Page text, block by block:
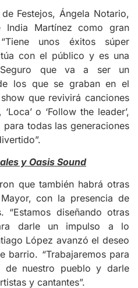
Festejos, Ángela Notario,
India Martínez como gran
unos éxitos súper
con el público y es una
que va a ser un
los que se graban en el
que revivirá canciones
o ‘Follow the leader’,
todas las generaciones
y Oasis Sound
que también habrá otras
con la presencia de
diseñando otras
darle un impulso a lo
López avanzó el deseo
barrio. “Trabajaremos para
de nuestro pueblo y darle
y cantantes”.